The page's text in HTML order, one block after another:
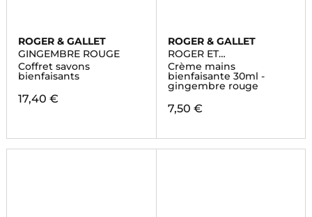
ROGER & GALLET
GINGEMBRE ROUGE
Coffret savons
bienfaisants
17,40 €
ROGER & GALLET
ROGER ET
GALLET/COLLECTIONS
HISTORIQUES
Crème mains
bienfaisante 30ml -
gingembre rouge
7,50 €